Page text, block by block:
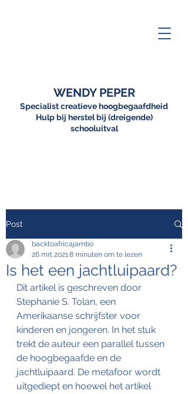
WENDY PEPER
Specialist creatieve hoogbegaafdheid
Hulp bij herstel bij (dreigende)
schooluitval
Post
Is het een jachtluipaard?
backtoafricajambo
26 mrt 20218 minuten om te lezen
Dit artikel is geschreven door
Stephanie S. Tolan, een
Amerikaanse schrijfster voor
kinderen en jongeren. In het stuk
trekt de auteur een parallel tussen
de hoogbegaafde en de
jachtluipaard. De metafoor wordt
uitgediept en hoewel het artikel